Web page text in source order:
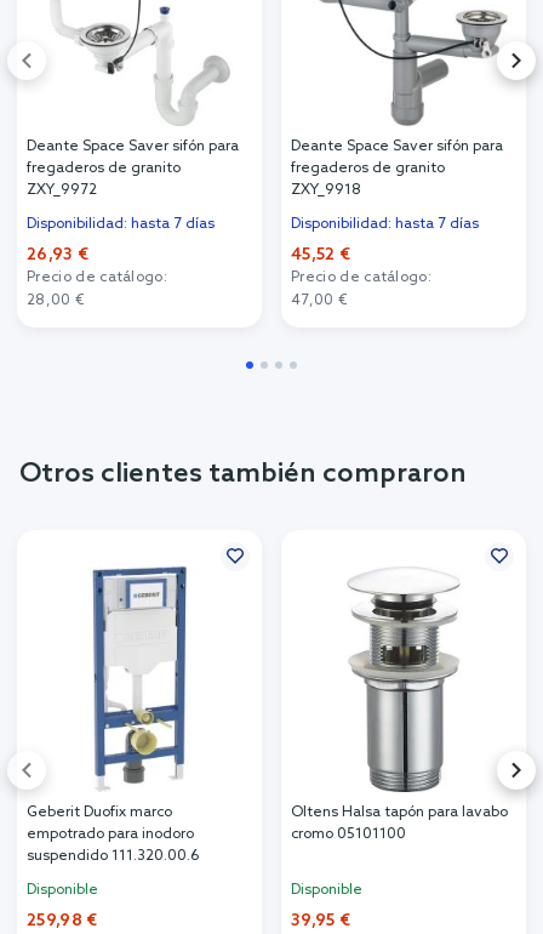
Deante Space Saver sifón para
fregaderos de granito
ZXY_9972
Disponibilidad: hasta 7 días
26,93 €
Precio de catálogo:
28,00 €
Deante Space Saver sifón para
fregaderos de granito
ZXY_9918
Disponibilidad: hasta 7 días
45,52 €
Precio de catálogo:
47,00 €
Otros clientes también compraron
Geberit Duofix marco
empotrado para inodoro
suspendido 111.320.00.6
Disponible
259,98 €
Oltens Halsa tapón para lavabo
cromo 05101100
Disponible
39,95 €